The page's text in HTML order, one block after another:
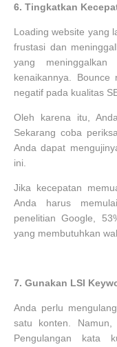
6. Tingkatkan
Loading website yang
frustasi dan
yang
kenaikannya.
negatif pada kualitas
Oleh karena itu,
Sekarang coba
Anda dapat
ini.
Jika kecepatan
Anda harus
penelitian Google,
yang membutuhkan
7. Gunakan LSI
Anda perlu
satu konten. Namun,
Pengulangan kata